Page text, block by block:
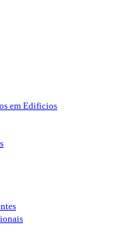
em Edificios